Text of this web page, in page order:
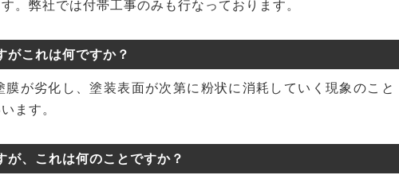
。弊社では付帯工事のみも行なっております。
がこれは何ですか？
が劣化し、塗装表面が次第に粉状に消耗していく現象のこと
ます。
、これは何のことですか？